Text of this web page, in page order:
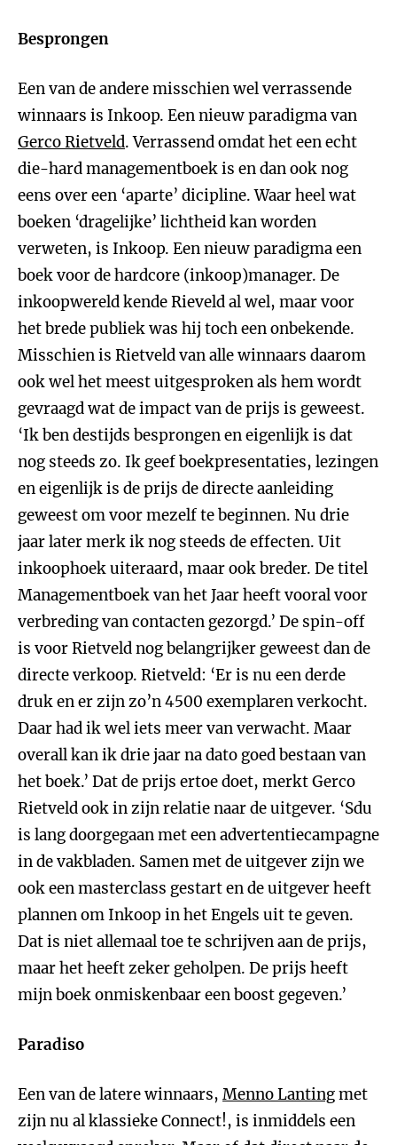
Besprongen
Een van de andere misschien wel verrassende
winnaars is Inkoop. Een nieuw paradigma van
Gerco Rietveld. Verrassend omdat het een echt
die-hard managementboek is en dan ook nog
eens over een ‘aparte’ dicipline. Waar heel wat
boeken ‘dragelijke’ lichtheid kan worden
verweten, is Inkoop. Een nieuw paradigma een
boek voor de hardcore (inkoop)manager. De
inkoopwereld kende Rieveld al wel, maar voor
het brede publiek was hij toch een onbekende.
Misschien is Rietveld van alle winnaars daarom
ook wel het meest uitgesproken als hem wordt
gevraagd wat de impact van de prijs is geweest.
‘Ik ben destijds besprongen en eigenlijk is dat
nog steeds zo. Ik geef boekpresentaties, lezingen
en eigenlijk is de prijs de directe aanleiding
geweest om voor mezelf te beginnen. Nu drie
jaar later merk ik nog steeds de effecten. Uit
inkoophoek uiteraard, maar ook breder. De titel
Managementboek van het Jaar heeft vooral voor
verbreding van contacten gezorgd.’ De spin-off
is voor Rietveld nog belangrijker geweest dan de
directe verkoop. Rietveld: ‘Er is nu een derde
druk en er zijn zo’n 4500 exemplaren verkocht.
Daar had ik wel iets meer van verwacht. Maar
overall kan ik drie jaar na dato goed bestaan van
het boek.’ Dat de prijs ertoe doet, merkt Gerco
Rietveld ook in zijn relatie naar de uitgever. ‘Sdu
is lang doorgegaan met een advertentiecampagne
in de vakbladen. Samen met de uitgever zijn we
ook een masterclass gestart en de uitgever heeft
plannen om Inkoop in het Engels uit te geven.
Dat is niet allemaal toe te schrijven aan de prijs,
maar het heeft zeker geholpen. De prijs heeft
mijn boek onmiskenbaar een boost gegeven.’
Paradiso
Een van de latere winnaars, Menno Lantingmet
zijn nu al klassieke Connect!, is inmiddels een